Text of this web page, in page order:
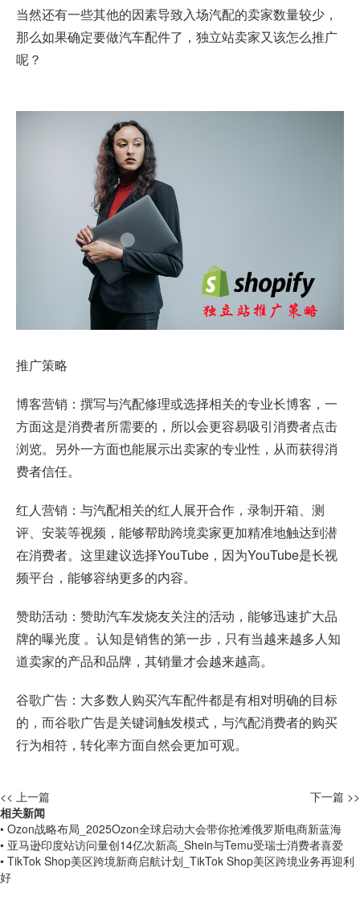
当然还有一些其他的因素导致入场汽配的卖家数量较少，
那么如果确定要做汽车配件了， 独立站卖家又该怎么推广
呢？
推广策略
博客营销：撰写与汽配修理或选择相关的专业长博客，一
方面这是消费者所需要的，所以会更容易吸引消费者点击
浏览。另外一方面也能展示出卖家的专业性，从而获得消
费者信任。
红人营销：与汽配相关的红人展开合作，录制开箱、测
评、安装等视频，能够帮助跨境卖家更加精准地触达到潜
在消费者。这里建议选择YouTube，因为YouTube是长视
频平台，能够容纳更多的内容。
赞助活动：赞助汽车发烧友关注的活动，能够迅速扩大品
牌的曝光度 。认知是销售的第一步，只有当越来越多人知
道卖家的产品和品牌，其销量才会越来越高。
谷歌广告：大多数人购买汽车配件都是有相对明确的目标
的，而谷歌广告是关键词触发模式，与汽配消费者的购买
行为相符，转化率方面自然会更加可观。
<< 上一篇
下一篇 >>
相关新闻
• Ozon战略布局_2025Ozon全球启动大会带你抢滩俄罗斯电商新蓝海
• 亚马逊印度站访问量创14亿次新高_Shein与Temu受瑞士消费者喜爱
• TikTok Shop美区跨境新商启航计划_TikTok Shop美区跨境业务再迎利
好